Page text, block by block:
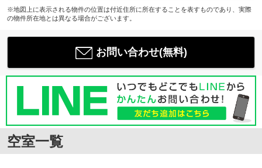
※地図上に表示される物件の位置は付近住所に所在することを表すものであり、実際
の物件所在地とは異なる場合がございます。
お問い合わせ(無料)
空室一覧